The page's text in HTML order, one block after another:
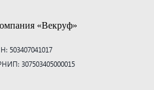
«Векруф»
503407041017
307503405000015